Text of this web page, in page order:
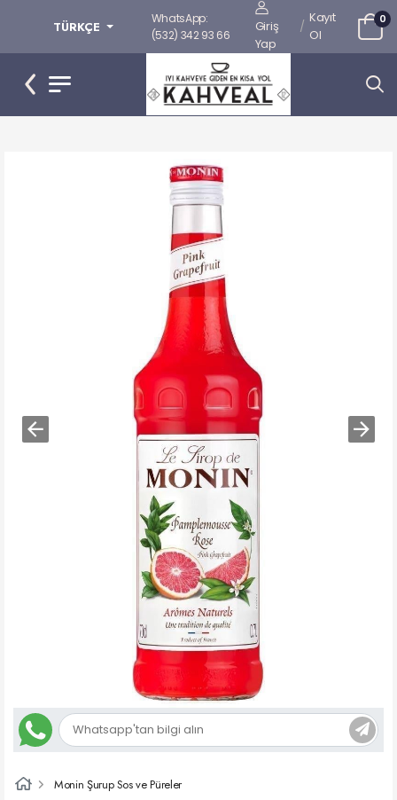
TÜRKÇE
WhatsApp:
(532) 342 93 66
Giriş
Yap
/
Kayıt
Ol
0
Monin Şurup Sos ve Püreler